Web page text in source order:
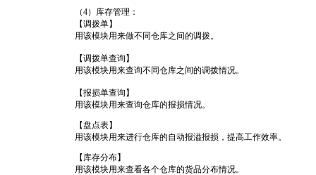
（4）库存管理：
【调拨单】
用该模块用来做不同仓库之间的调拨。
【调拨单查询】
用该模块用来查询不同仓库之间的调拨情况。
【报损单查询】
用该模块用来查询仓库的报损情况。
【盘点表】
用该模块用来进行仓库的自动报溢报损，提高工作效率。
【库存分布】
用该模块用来查看各个仓库的货品分布情况。